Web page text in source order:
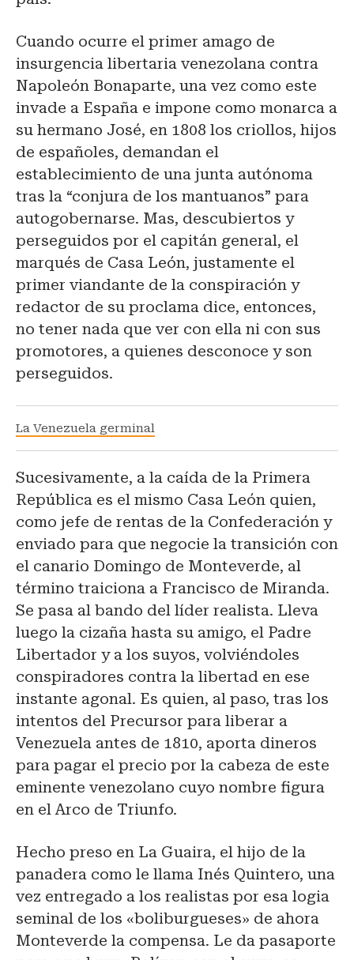
Cuando ocurre el primer amago de
insurgencia libertaria venezolana contra
Napoleón Bonaparte, una vez como este
invade a España e impone como monarca a
su hermano José, en 1808 los criollos, hijos
de españoles, demandan el
establecimiento de una junta autónoma
tras la “conjura de los mantuanos” para
autogobernarse. Mas, descubiertos y
perseguidos por el capitán general, el
marqués de Casa León, justamente el
primer viandante de la conspiración y
redactor de su proclama dice, entonces,
no tener nada que ver con ella ni con sus
promotores, a quienes desconoce y son
perseguidos.
La Venezuela germinal
Sucesivamente, a la caída de la Primera
República es el mismo Casa León quien,
como jefe de rentas de la Confederación y
enviado para que negocie la transición con
el canario Domingo de Monteverde, al
término traiciona a Francisco de Miranda.
Se pasa al bando del líder realista. Lleva
luego la cizaña hasta su amigo, el Padre
Libertador y a los suyos, volviéndoles
conspiradores contra la libertad en ese
instante agonal. Es quien, al paso, tras los
intentos del Precursor para liberar a
Venezuela antes de 1810, aporta dineros
para pagar el precio por la cabeza de este
eminente venezolano cuyo nombre figura
en el Arco de Triunfo.
Hecho preso en La Guaira, el hijo de la
panadera como le llama Inés Quintero, una
vez entregado a los realistas por esa logia
seminal de los «boliburgueses» de ahora
Monteverde la compensa. Le da pasaporte